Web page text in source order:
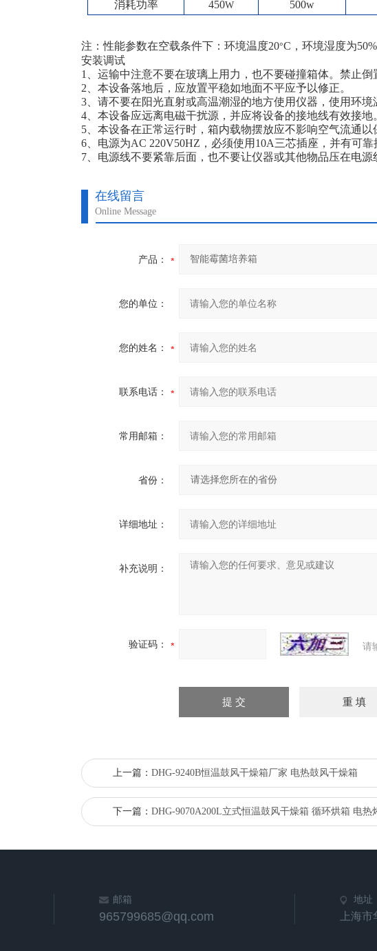
消耗功率
450W 500w
注：性能参数在空载条件下：环境温度20°C，环境湿度为50%
安装调试
1、运输中注意不要在玻璃上用力，也不要碰撞箱体。禁止倒
2、本设备落地后，应放置平稳如地面不平应予以修正。
3、请不要在阳光直射或高温潮湿的地方使用仪器，使用环境
4、本设备应远离电磁干扰源，并应将设备的接地线有效接地
5、本设备在正常运行时，箱内载物摆放应不影响空气流通以
6、电源为AC 220V50HZ，必须使用10A三芯插座，并有可靠
7、电源线不要紧靠后面，也不要让仪器或其他物品压在电
在线留言
Online Message
产品：
您的单位：
您的姓名：
联系电话：
常用邮箱：
省份：
详细地址：
补充说明：
验证码： 请
上一篇： DHG-9240B恒温鼓风干燥箱厂家 电热鼓风干燥箱
下一篇： DHG-9070A200L立式恒温鼓风干燥箱 循环烘箱 电热
邮箱
965799685@qq.com
地址
上海